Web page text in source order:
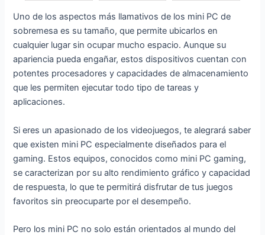
64GB eMMC,
Small Gaming
PC 4K UHD
Doble Pantalla,
BT, 2.4/5G
WiFi, USB 3.0,
HD, para
memoria Win
10 Pro MAR
Ultra Slim
Ordenador de
sobremesa
Mini PC
Ordenadores
de Sobremesa,
2xHDMI,
4K@60HZ,
BT4.2, RJ45-
LAN, Mini
Educación
Uno de los aspectos más llamativos de los mini PC de
sobremesa es su tamaño, que permite ubicarlos en
cualquier lugar sin ocupar mucho espacio. Aunque su
apariencia pueda engañar, estos dispositivos cuentan con
potentes procesadores y capacidades de almacenamiento
que les permiten ejecutar todo tipo de tareas y
aplicaciones.
Si eres un apasionado de los videojuegos, te alegrará saber
que existen mini PC especialmente diseñados para el
gaming. Estos equipos, conocidos como mini PC gaming,
se caracterizan por su alto rendimiento gráfico y capacidad
de respuesta, lo que te permitirá disfrutar de tus juegos
favoritos sin preocuparte por el desempeño.
Pero los mini PC no solo están orientados al mundo del